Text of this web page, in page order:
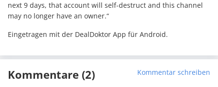
next 9 days, that account will self-destruct and this channel
may no longer have an owner.“
Eingetragen mit der DealDoktor App für Android.
Kommentare (2) Kommentar schreiben